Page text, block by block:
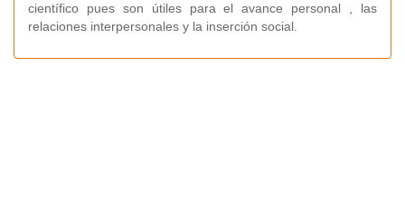
científico pues son útiles para el avance personal , las
relaciones interpersonales y la inserción social.